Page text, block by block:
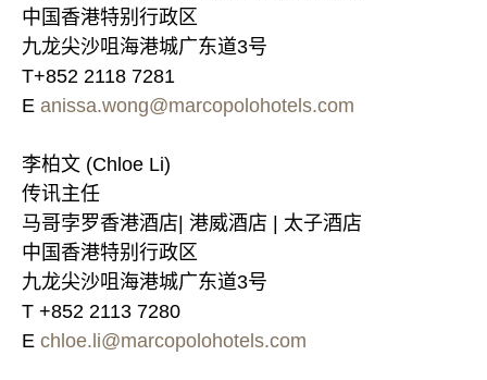
中国香港特别行政区
九龙尖沙咀海港城广东道3号
T+852 2118 7281
E anissa.wong@marcopolohotels.com
李柏文 (Chloe Li)
传讯主任
马哥孛罗香港酒店| 港威酒店 | 太子酒店
中国香港特别行政区
九龙尖沙咀海港城广东道3号
T +852 2113 7280
E chloe.li@marcopolohotels.com